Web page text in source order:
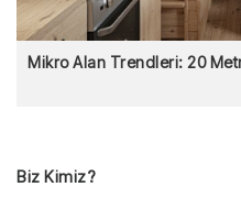
Mikro Alan Trendleri: 20
Biz Kimiz?